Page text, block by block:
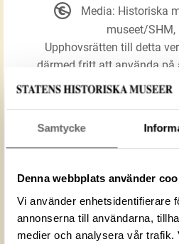
Samtycke
Denna webbplats använder
Vi använder enhetsidentifierare
annonserna till användarna,
medier och analysera vår trafik.
Förmålsbenämning
Altarskåp
Föremålsnummer
Media: Historiska
museet/SHM,
Upphovsrätten till detta
därmed fritt att använda på
upphovsperson om
LADDA NER